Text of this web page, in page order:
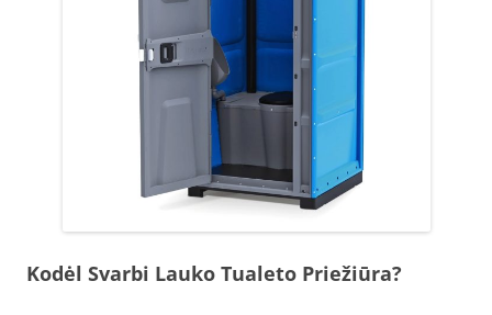
Kodėl Svarbi Lauko Tualeto Priežiūra?